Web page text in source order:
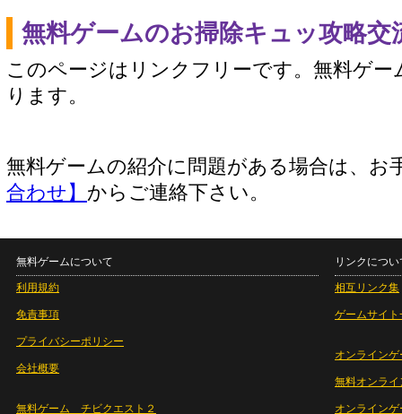
無料ゲームのお掃除キュッ攻略交
このページはリンクフリーです。無料ゲー
ります。
無料ゲームの紹介に問題がある場合は、お
合わせ】 からご連絡下さい。
無料ゲームについて
利用規約
免責事項
プライバシーポリシー
会社概要
無料ゲーム チビクエスト２
リンクについ
相互リンク集
ゲームサイト
オンラインゲ
無料オンライ
オンライン